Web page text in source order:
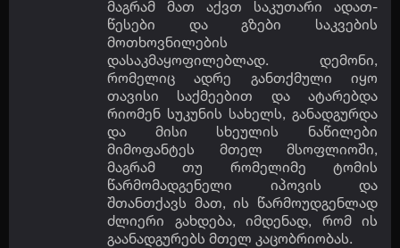
მაგრამ მათ აქვთ საკუთარი ადათ-
წესები და გზები საკვების
მოთხოვნილების
დასაკმაყოფილებლად. დემონი,
რომელიც ადრე განთქმული იყო
თავისი საქმეებით და ატარებდა
რიომენ სუკუნის სახელს, განადგურდა
და მისი სხეულის ნაწილები
მიმოფანტეს მთელ მსოფლიოში,
მაგრამ თუ რომელიმე ტომის
წარმომადგენელი იპოვის და
შთანთქავს მათ, ის წარმოუდგენლად
ძლიერი გახდება, იმდენად, რომ ის
გაანადგურებს მთელ კაცობრიობას.